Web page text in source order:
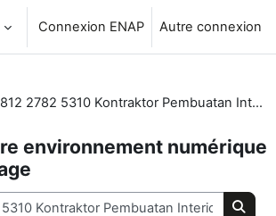
la saisie de recherche
Connexion ENAP Autre connexion
WA 0812 2782 5310 Kontraktor Pembuatan Interior Rak TV HPL Minimalis Argomulyo Salatiga
environnement numérique
cours